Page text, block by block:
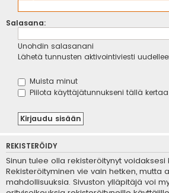
Salasana:
Unohdin salasanani
Lähetä tunnusten aktivointiviesti
Muista minut
Piilota käyttäjätunnukseni tällä kertaa
REKISTERÖIDY
Sinun tulee olla rekisteröitynyt voidaksesi
Rekisteröityminen vie vain hetken, mutta
mahdollisuuksia. Sivuston ylläpitäjä voi